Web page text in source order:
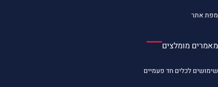
מפת אתר
מאמרים מומלצים
שימושים לכלים חד פעמיים